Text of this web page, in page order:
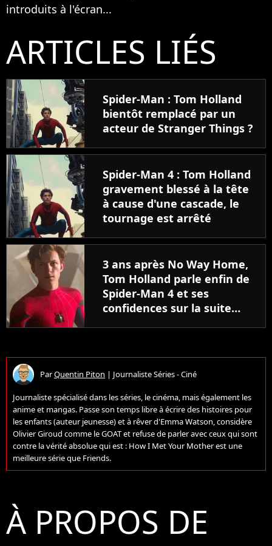
introduits à l'écran...
ARTICLES LIÉS
Spider-Man : Tom Holland
bientôt remplacé par un
acteur de Stranger Things ?
Spider-Man 4 : Tom Holland
gravement blessé à la tête
à cause d'une cascade, le
tournage est arrêté
3 ans après No Way Home,
Tom Holland parle enfin de
Spider-Man 4 et ses
confidences sur la suite
ParQuentin Piton | Journaliste Séries - Ciné
Journaliste spécialisé dans les séries, le cinéma, mais également les
anime et mangas. Passe son temps libre à écrire des histoires pour
les enfants (auteur jeunesse) et à rêver d'Emma Watson, considère
Olivier Giroud comme le GOAT et refuse de parler avec ceux qui sont
contre la vérité absolue qui est : How I Met Your Mother est une
meilleure série que Friends.
À PROPOS DE